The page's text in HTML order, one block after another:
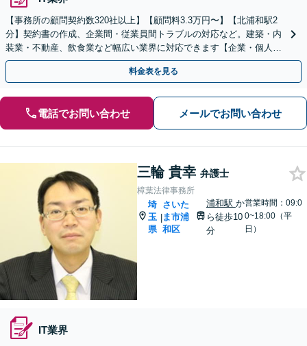
【事務所の顧問契約数320社以上】【顧問料3.3万円〜】【北浦和駅2
分】契約書の作成、企業間・従業員間トラブルの対応など。建築・内
装業・不動産、飲食業など幅広い業界に対応できます【企業・個人事
業主の方初回面談無料】
料金表を見る
電話でお問い合わせ メールでお問い合わせ
三輪 貴幸 弁護士
樟葉法律事務所
埼
玉
県
|
さいた
ま市浦
和区
浦和駅 か
ら徒歩10
分
営業時間：09:0
0~18:00（平
日）
IT業界